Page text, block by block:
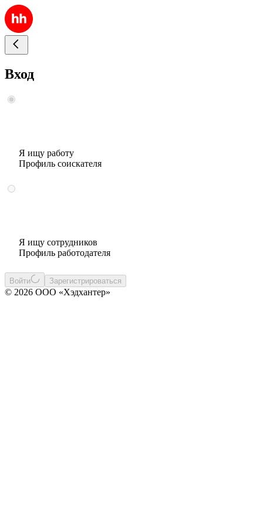
Вход
Я ищу работу
Профиль соискателя
Я ищу сотрудников
Профиль работодателя
Войти Зарегистрироваться
© 2026 ООО «Хэдхантер»